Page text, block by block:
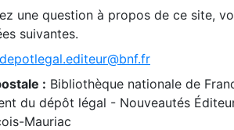
une question à propos de ce site,
suivantes.
depotlegal.editeur@bnf.fr
: Bibliothèque nationale de
du dépôt légal - Nouveautés
Mauriac